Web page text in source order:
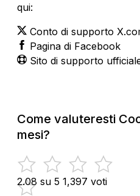
qui:
Conto di supporto
Pagina di Facebook
Sito di supporto
Come valuteresti
mesi?
2.08 su 5 1,397 voti